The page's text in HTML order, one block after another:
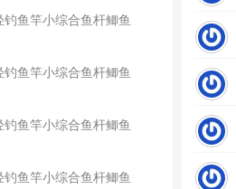
鱼竿小综合鱼杆鲫鱼
鱼竿小综合鱼杆鲫鱼
鱼竿小综合鱼杆鲫鱼
鱼竿小综合鱼杆鲫鱼